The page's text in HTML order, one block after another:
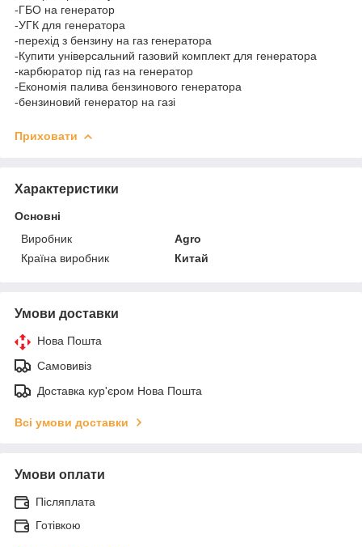
-ГБО на генератор
-УГК для генератора
-перехід з бензину на газ генератора
-Купити універсальний газовий комплект для генератора
-карбюратор під газ на генератор
-Економія палива бензинового генератора
-бензиновий генератор на газі
Приховати
Характеристики
Основні
Виробник
Agro
Країна виробник
Китай
Умови доставки
Нова Пошта
Самовивіз
Доставка кур'єром Нова Пошта
Всі умови доставки
Умови оплати
Післяплата
Готівкою